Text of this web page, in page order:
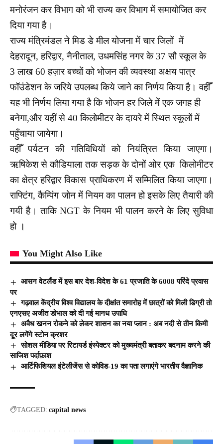
मनोरंजन कर विभाग को भी राज्य कर विभाग में समायोजित कर
दिया गया है।
राज्य मंत्रिमंडल ने मिड डे मील योजना में चार जिलों में
देहरादून, हरिद्वार, नैनीताल, उधमसिंह नगर के 37 सौ स्कूल के
3 लाख 60 हज़ार बच्चों को भोजन की व्यवस्थाअक्षय पात्र
फॉउंडेशन के जरिये उपलब्ध किये जाने का निर्णय किया है। वहीँ
यह भी निर्णय लिया गया है कि भोजन हर जिले में एक जगह ही
बनेगा,और यहीं से 40 किलोमीटर के दायरे में स्थित स्कूलों में
पहुँचाया जायेगा।
वहीँ पर्यटन की गतिविधियों को नियंत्रित किया जाएगा।
ऋषिकेश से कौडियाला तक सड़क के दोनों ओर एक किलोमीटर
का क्षेत्र हरिद्वार विकास प्राधिकरण में सम्मिलित किया जाएगा।
राफ्टिंग, कैम्पिंग जोन में नियम का पालन हो इसके लिए तैयारी की
गयी है। ताकि NGT के नियम भी पालन करने के लिए सुविधा
हो ।
You Might Also Like
आसन वेटलैंड में इस बार देश-विदेश के 61 प्रजाति के 6008 परिंदे प्रवास
पर
गढ़वाल केंद्रीय विश्व विद्यालय के दीक्षांत समारोह में छात्रों को मिली डिग्री तो
एनएसए अजीत डोभाल को दी गई मानध उपाधि
अवैध खनन रोकने को लेकर शासन का नया प्लान : अब नदी से तीन किमी
दूर लगेंगे स्टोन क्रशर
सोशल मीडिया पर रिटायर्ड इंस्पेक्टर को मुख्यमंत्री बताकर बदनाम करने की
साजिश पर्दाफ़ाश
आर्टिफिशियल इंटेलीजेंस से कोविड-19 का पता लगाएंगे भारतीय वैज्ञानिक
TAGGED: capital news